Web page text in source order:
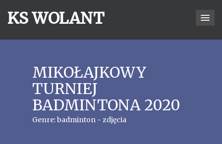
KS WOLANT
MIKOŁAJKOWY
TURNIEJ
BADMINTONA 2020
Genre:badminton - zdjęcia